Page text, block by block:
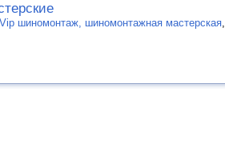
Vip шиномонтаж, шиномонтажная мастерская,